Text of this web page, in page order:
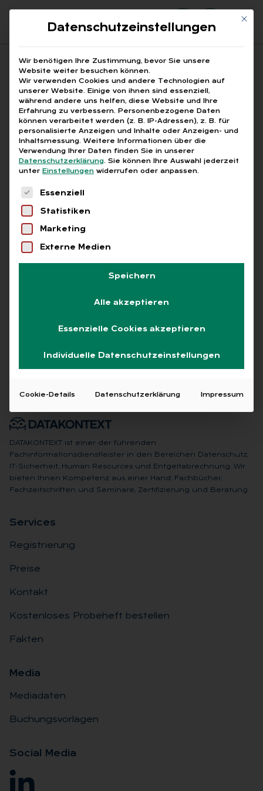
Suchfeld
Suchen
Breadcrumb-Navigation
STARTSEITE AUSLANDSREISEKOSTEN
Alle Bei­trä­ge mit dem
Schlag­wort „Aus­lands­
rei­se­kos­ten“
Alle Free Abo L+G +
Keine Beiträge gefunden
DATAKONTEXT ist einer der führenden
Fachinformationsdienstleister in den Bereichen Datenschutz,
IT-Sicherheit, Human Resources und Entgeltabrechnung. Wir
bieten Ihnen Kompetenz aus einer Hand: Fachbücher,
Fachzeitschriften und Seminare, Zertifizierung und Beratung.
Ser­vices
Registrierung
Preise
Kontakt
Kostenloses Probeheft bestellen
Fakten
Me­dia
Mediadaten
Buchungsvorlagen
So­ci­al Me­dia
Mit
Datenschutzeinstellungen
Wir benötigen Ihre Zustimmung, bevor Sie unsere
Website weiter besuchen können.
Wir verwenden Cookies und andere Technologien auf
unserer Website. Einige von ihnen sind essenziell,
während andere uns helfen, diese Website und Ihre
Erfahrung zu verbessern. Personenbezogene Daten
können verarbeitet werden (z. B. IP-Adressen), z. B. für
personalisierte Anzeigen und Inhalte oder Anzeigen- und
Inhaltsmessung. Weitere Informationen über die
Verwendung Ihrer Daten finden Sie in unserer
Datenschutzerklärung. Sie können Ihre Auswahl jederzeit
unter Einstellungen widerrufen oder anpassen.
Es folgt eine Liste der Service-Gruppen, für
Essenziell
Statistiken
Marketing
Externe Medien
Speichern
Alle akzeptieren
Essenzielle Cookies akzeptieren
Individuelle Datenschutzeinstellungen
Cookie-Details Datenschutzerklärung Impressum